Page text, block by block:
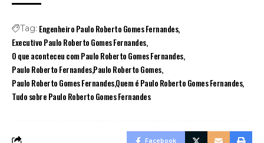
Tag: Engenheiro Paulo Roberto Gomes Fernandes
Executivo Paulo Roberto Gomes Fernandes
O que aconteceu com Paulo Roberto Gomes Fernandes
Paulo Roberto FernandesPaulo Roberto Gomes
Paulo Roberto Gomes FernandesQuem é Paulo Roberto Gomes Fernandes
Tudo sobre Paulo Roberto Gomes Fernandes
Facebook